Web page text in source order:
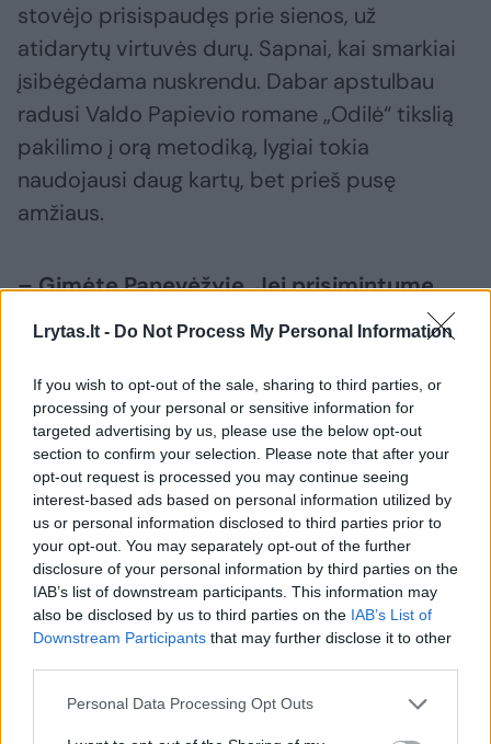
Lrytas.lt - Do Not Process My Personal Information
If you wish to opt-out of the sale, sharing to third parties, or
processing of your personal or sensitive information for
targeted advertising by us, please use the below opt-out
section to confirm your selection. Please note that after your
opt-out request is processed you may continue seeing
interest-based ads based on personal information utilized by
us or personal information disclosed to third parties prior to
your opt-out. You may separately opt-out of the further
disclosure of your personal information by third parties on the
IAB’s list of downstream participants. This information may
also be disclosed by us to third parties on the IAB’s List of
Downstream Participants that may further disclose it to other
Personal Data Processing Opt Outs
stovėjo prisispaudęs prie sienos, už
atidarytų virtuvės durų. Sapnai, kai smarkiai
įsibėgėdama nuskrendu. Dabar apstulbau
radusi Valdo Papievio romane „Odilė“ tikslią
pakilimo į orą metodiką, lygiai tokia
naudojausi daug kartų, bet prieš pusę
amžiaus.
– Gimėte Panevėžyje. Jei prisimintume
jūsų vaikystę, ar joje buvo
nuojautų, kad
Nacionalinękultūros ir meno premiją?
Kokią save atsimenate vaikystėje? Ar
turėjotekūrybinių ambicijų?
– Rašymas nėra savaiminė vertybė ar
užsiėmimas, be kurio negalėčiau gyventi. Tam
tikrais etapais rašant buvo įdomiau, o kartais
– saugiau. Rašymas, kaip sodininkystė ar
mezgimas, yra per amžius patikrintos